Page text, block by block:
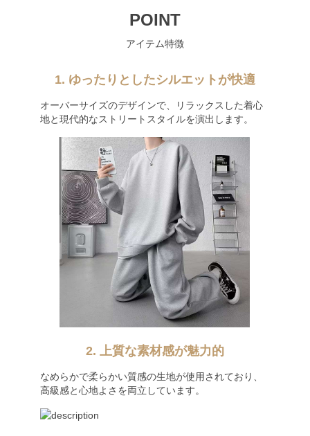
POINT
アイテム特徴
1. ゆったりとしたシルエットが快適
オーバーサイズのデザインで、リラックスした着心
地と現代的なストリートスタイルを演出します。
2. 上質な素材感が魅力的
なめらかで柔らかい質感の生地が使用されており、
高級感と心地よさを両立しています。